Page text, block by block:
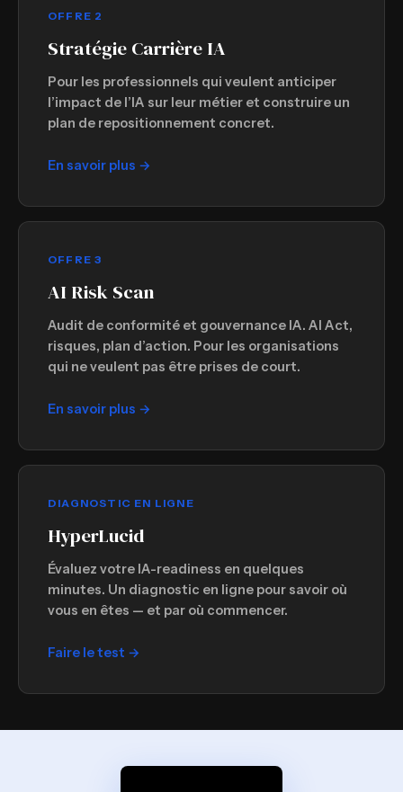
OFFRE 2
Stratégie Carrière IA
Pour les professionnels qui veulent anticiper
l’impact de l’IA sur leur métier et construire un
plan de repositionnement concret.
En savoir plus →
OFFRE 3
AI Risk Scan
Audit de conformité et gouvernance IA. AI Act,
risques, plan d’action. Pour les organisations
qui ne veulent pas être prises de court.
En savoir plus →
DIAGNOSTIC EN LIGNE
HyperLucid
Évaluez votre IA-readiness en quelques
minutes. Un diagnostic en ligne pour savoir où
vous en êtes — et par où commencer.
Faire le test →